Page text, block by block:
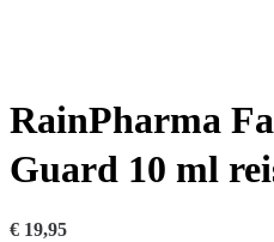
RainPharma
Guard 10 ml
€ 19,95